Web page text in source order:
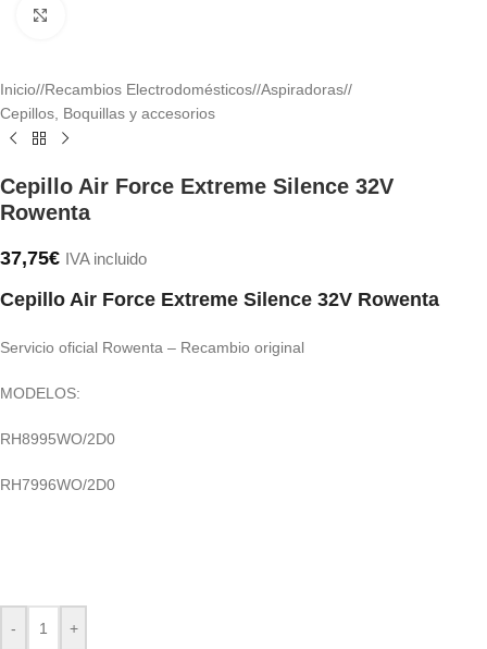
Inicio/ Recambios Electrodomésticos/ Aspiradoras/
Cepillos, Boquillas y accesorios
Cepillo Air Force Extreme Silence 32V
Rowenta
37,75€ IVA incluido
Cepillo Air Force Extreme Silence 32V Rowenta
Servicio oficial Rowenta – Recambio original
MODELOS:
RH8995WO/2D0
RH7996WO/2D0
- +